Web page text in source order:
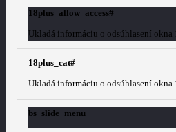
18plus_allow_access#
Ukladá informáciu o odsúhlasení okna
18plus_cat#
Ukladá informáciu o odsúhlasení okna
bs_slide_menu